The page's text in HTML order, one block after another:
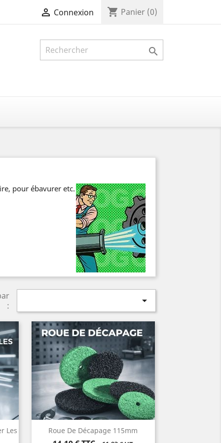
 Connexion shopping_cart Panier (0)

pour ébavurer etc.
:

Les
Roue De Décapage 115mm